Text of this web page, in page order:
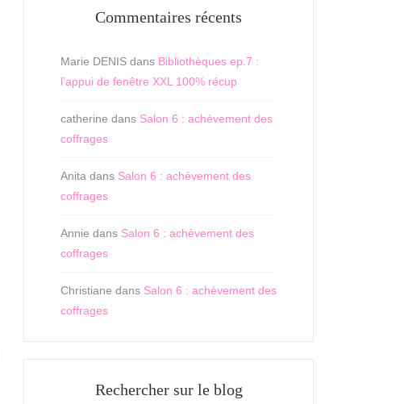
Commentaires récents
Marie DENIS dans Bibliothèques ep.7 :
l’appui de fenêtre XXL 100% récup
catherine dans Salon 6 : achèvement des
coffrages
Anita dans Salon 6 : achèvement des
coffrages
Annie dans Salon 6 : achèvement des
coffrages
Christiane dans Salon 6 : achèvement des
coffrages
Rechercher sur le blog